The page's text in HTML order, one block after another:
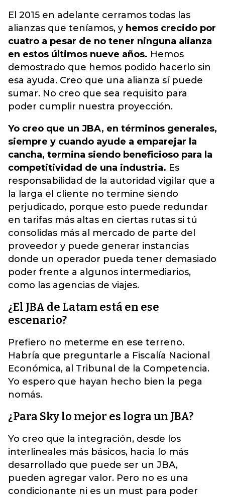
El 2015 en adelante cerramos todas las
alianzas que teníamos, y hemos crecido por
cuatro a pesar de no tener ninguna alianza
en estos últimos nueve años. Hemos
demostrado que hemos podido hacerlo sin
esa ayuda. Creo que una alianza sí puede
sumar. No creo que sea requisito para
poder cumplir nuestra proyección.
Yo creo que un JBA, en términos generales,
siempre y cuando ayude a emparejar la
cancha, termina siendo beneficioso para la
competitividad de una industria. Es
responsabilidad de la autoridad vigilar que a
la larga el cliente no termine siendo
perjudicado, porque esto puede redundar
en tarifas más altas en ciertas rutas si tú
consolidas más al mercado de parte del
proveedor y puede generar instancias
donde un operador pueda tener demasiado
poder frente a algunos intermediarios,
como las agencias de viajes.
¿El JBA de Latam está en ese
escenario?
Prefiero no meterme en ese terreno.
Habría que preguntarle a Fiscalía Nacional
Económica, al Tribunal de la Competencia.
Yo espero que hayan hecho bien la pega
nomás.
¿Para Sky lo mejor es logra un JBA?
Yo creo que la integración, desde los
interlineales más básicos, hacia lo más
desarrollado que puede ser un JBA,
pueden agregar valor. Pero no es una
condicionante ni es un must para poder